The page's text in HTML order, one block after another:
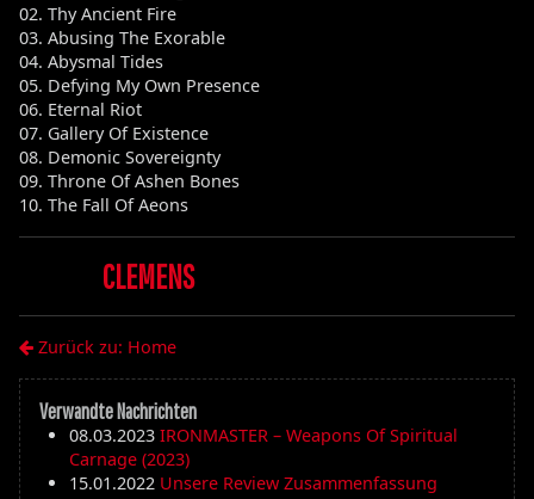
02. Thy Ancient Fire
03. Abusing The Exorable
04. Abysmal Tides
05. Defying My Own Presence
06. Eternal Riot
07. Gallery Of Existence
08. Demonic Sovereignty
09. Throne Of Ashen Bones
10. The Fall Of Aeons
CLEMENS
Zurück zu: Home
Verwandte Nachrichten
08.03.2023 IRONMASTER – Weapons Of Spiritual
Carnage (2023)
15.01.2022 Unsere Review Zusammenfassung